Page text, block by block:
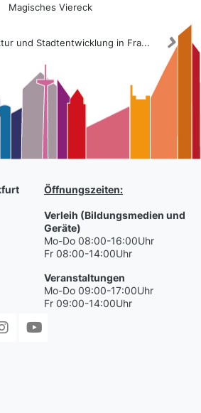
Magisches Viereck
und Stadtentwicklung in Fra...
Öffnungszeiten:
Verleih (Bildungsmedien und
Geräte)
Mo-Do 08:00-16:00Uhr
Fr 08:00-14:00Uhr
Veranstaltungen
Mo-Do 09:00-17:00Uhr
Fr 09:00-14:00Uhr